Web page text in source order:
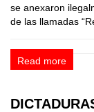
se anexaron
de las llamadas
Read more